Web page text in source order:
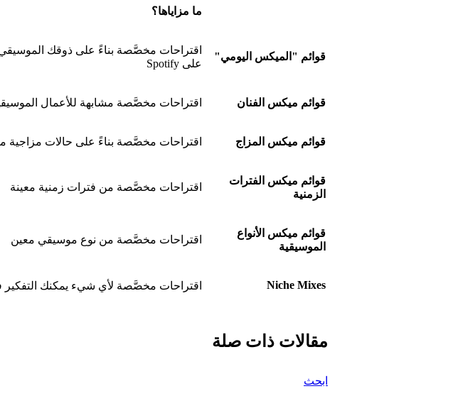
ما مزاياها؟
قوائم "الميكس اليومي"
اقتراحات مخصَّصة بناءً على ذوقك الموسيقي
على Spotify
قوائم ميكس الفنان اقتراحات مخصَّصة مشابهة للأعمال
قوائم ميكس المزاج اقتراحات مخصَّصة بناءً على حالات مزاجية
قوائم ميكس الفترات
الزمنية
اقتراحات مخصَّصة من فترات زمنية معينة
قوائم ميكس الأنواع
الموسيقية
اقتراحات مخصَّصة من نوع موسيقي معين
Niche Mixes اقتراحات مخصَّصة لأي شيء يمكنك التفكير
مقالات ذات صلة
ابحث